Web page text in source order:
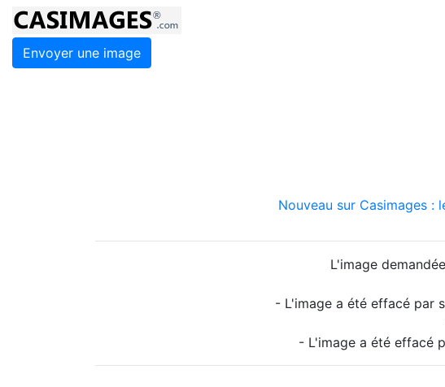
Envoyer une image
Nouveau sur Casimages :
L'image
- L'image a été effacé par
- L'image a été effacé